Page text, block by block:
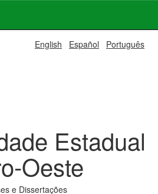
English Español Português
Estadual
Oeste
e Dissertações